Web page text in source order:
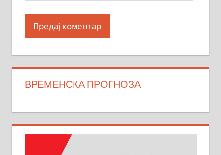
ВРЕМЕНСКА ПРОГНОЗА